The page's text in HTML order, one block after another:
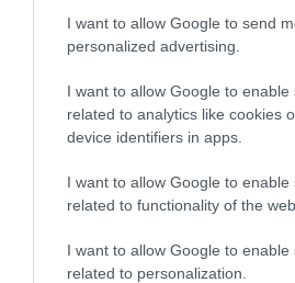
I want to allow Google to send
personalized advertising.
I want to allow Google to enable
related to analytics like cookies
device identifiers in apps.
I want to allow Google to enable
related to functionality of the
I want to allow Google to enable
related to personalization.
5 legendás, megfizethető
Érdekes gyűjtéssel jelentkezett a